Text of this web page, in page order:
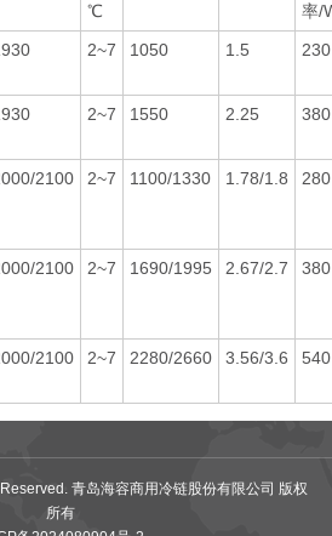
℃
率/
2~7 1050 1.5 230
2~7 1550 2.25 380
2100 2~7 1100/1330 1.78/1.8 280
2100 2~7 1690/1995 2.67/2.7 380
2100 2~7 2280/2660 3.56/3.6 540
青岛海容商用冷链股份有限公司 版权
所有